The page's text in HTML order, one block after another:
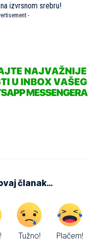
izvrsnom srebru!
-
članak…
Tužno!
Plačem!